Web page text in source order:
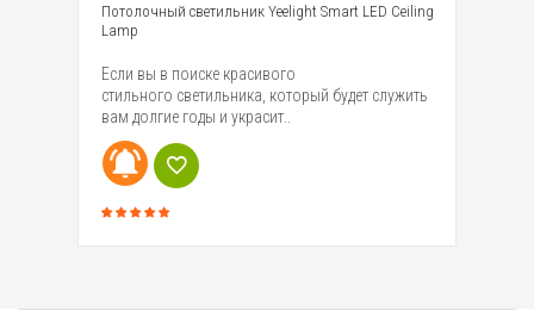
Потолочный светильник Yeelight Smart LED Ceiling
Lamp
Если вы в поиске красивого
стильного светильника, который будет служить
вам долгие годы и украсит..